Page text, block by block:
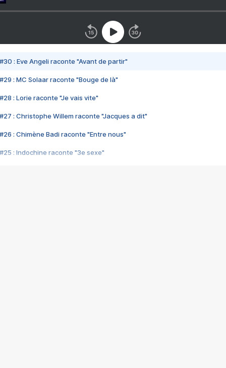
#30 : Eve Angeli raconte "Avant de partir"
#29 : MC Solaar raconte "Bouge de là"
#28 : Lorie raconte "Je vais vite"
#27 : Christophe Willem raconte "Jacques a dit"
#26 : Chimène Badi raconte "Entre nous"
#25 : Indochine raconte "3e sexe"